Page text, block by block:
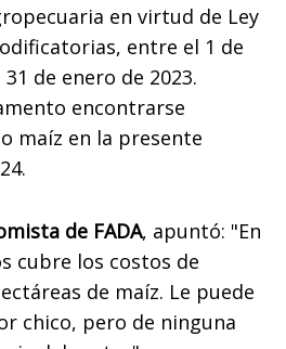
en virtud de Ley
entre el 1 de
de enero de 2023.
encontrarse
maíz en la presente
de FADA, apuntó: "En
cubre los costos de
de maíz. Le puede
chico, pero de ninguna